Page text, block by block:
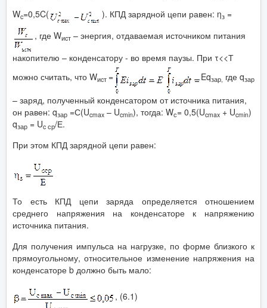
Wc=0,5C( ). КПД зарядной цепи равен: ηз =
, где Wиcт – энергия, отдаваемая источником питания
накопителю – конденсатору - во время паузы. При τ<<Т
можно считать, что Wиcт = Eqзар где qзар
– заряд, полученный конденсатором от источника питания,
он равен: qзар =С(Ucmax – Ucmin), тогда: Wс= 0,5(Ucmax + Ucmin)
qзар = Uc ср/Е.
При этом КПД зарядной цепи равен:
То есть КПД цепи заряда определяется отношением
среднего напряжения на конденсаторе к напряжению
источника питания.
Для получения импульса на нагрузке, по форме близкого к
прямоугольному, относительное изменение напряжения на
конденсаторе b должно быть мало:
, (6.1)